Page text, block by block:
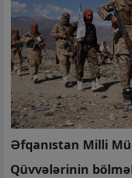
Əfqanıstan Milli
Qüvvələrinin